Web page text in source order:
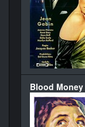
Blood Money